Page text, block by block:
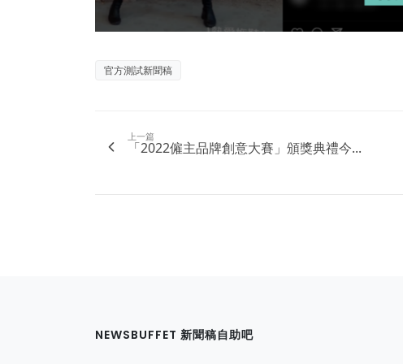
官方測試新聞稿
上一篇
「2022僱主品牌創意大賽」頒獎典禮今...
NEWSBUFFET 新聞稿自助吧